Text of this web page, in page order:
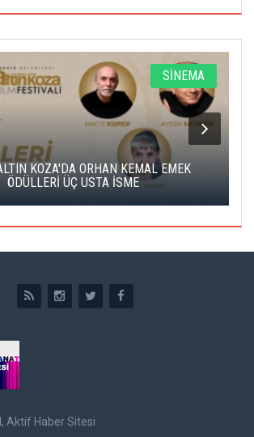
ALTIN PORTAKAL JÜRİSİNE DERVİŞ ZAİM
EDECEK
Aktif Haber Sitesi